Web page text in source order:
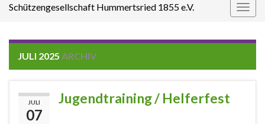
Schützengesellschaft Hummertsried 1855 e.V.
JULI 2025 ARCHIV
JULI
07
Jugendtraining / Helferfest